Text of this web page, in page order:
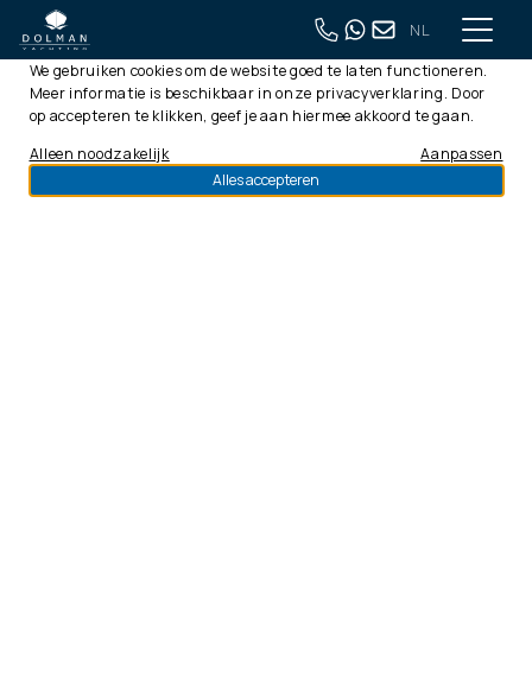
NL
Deze website gebruikt cookies
We gebruiken cookies om de website goed te laten functioneren.
Meer informatie is beschikbaar in onze privacyverklaring. Door
op accepteren te klikken, geef je aan hiermee akkoord te gaan.
Alles accepteren
Aanpassen
Alleen noodzakelijk